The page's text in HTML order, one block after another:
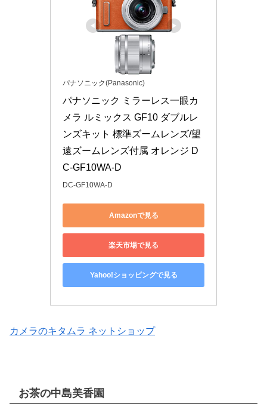
パナソニック(Panasonic)
パナソニック ミラーレス一眼カ
メラ ルミックス GF10 ダブルレ
ンズキット 標準ズームレンズ/望
遠ズームレンズ付属 オレンジ D
C-GF10WA-D
DC-GF10WA-D
Amazonで見る
楽天市場で見る
Yahoo!ショッピングで見る
カメラのキタムラ ネットショップ
お茶の中島美香園